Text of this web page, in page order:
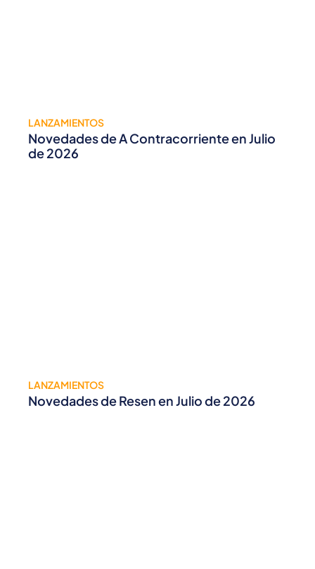
LANZAMIENTOS
Novedades de A Contracorriente en Julio
de 2026
LANZAMIENTOS
Novedades de Resen en Julio de 2026